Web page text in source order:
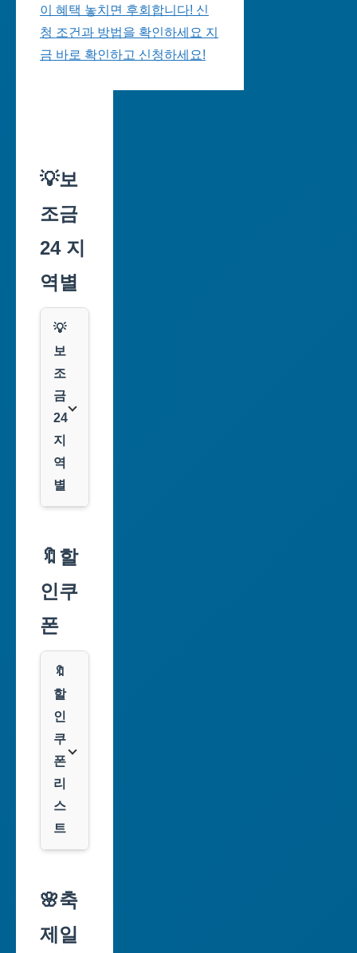
이 혜택 놓치면 후회합니다! 신
청 조건과 방법을 확인하세요 지
금 바로 확인하고 신청하세요!
💡보
조금
24 지
역별
💡
보
조
금
24
지
역
별
울
특
별
부
산
광
역
시
대
인
광
🔖할
인쿠
폰
🔖
할
인
쿠
폰
리
스
트
리
스
🌸축
제일